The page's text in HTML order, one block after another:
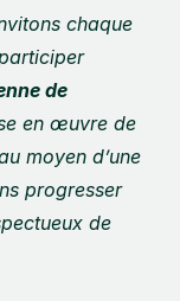
chaque
de
moyen d’une
progresser
de